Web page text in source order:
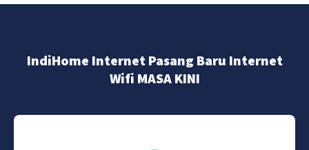
IndiHome Internet Pasang Baru Internet
Wifi MASA KINI